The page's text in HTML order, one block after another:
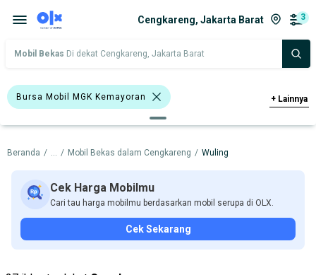
Cengkareng, Jakarta Barat 3
Mobil Bekas Di dekat Cengkareng, Jakarta Barat
Bursa Mobil MGK Kemayoran
Wuling Cortez Wuling
Harga Merek Dan Model Tahun
Tipe Bodi Tipe Membership
+ Lainnya
Beranda / ... / Mobil Bekas dalam Cengkareng / Wuling
Cek Harga Mobilmu
Cari tau harga mobilmu berdasarkan mobil serupa di OLX.
Cek Sekarang